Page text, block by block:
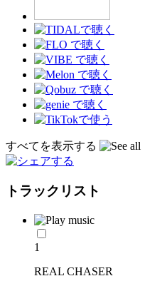
すべてを表示する
トラックリスト
1
REAL CHASER